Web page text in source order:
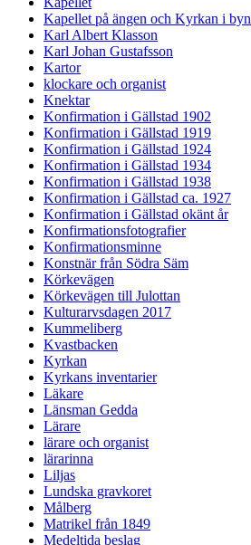
Kapellet på ängen och Kyrkan i byn
Karl Albert Klasson
Karl Johan Gustafsson
Kartor
klockare och organist
Knektar
Konfirmation i Gällstad 1902
Konfirmation i Gällstad 1919
Konfirmation i Gällstad 1924
Konfirmation i Gällstad 1934
Konfirmation i Gällstad 1938
Konfirmation i Gällstad ca. 1927
Konfirmation i Gällstad okänt år
Konfirmationsfotografier
Konfirmationsminne
Konstnär från Södra Säm
Körkevägen
Körkevägen till Julottan
Kulturarvsdagen 2017
Kummeliberg
Kvastbacken
Kyrkan
Kyrkans inventarier
Läkare
Länsman Gedda
Lärare
lärare och organist
lärarinna
Liljas
Lundska gravkoret
Målberg
Matrikel från 1849
Medeltida beslag